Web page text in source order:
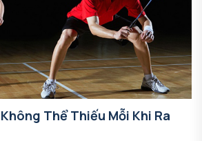
Thể Thiếu Mỗi Khi Ra